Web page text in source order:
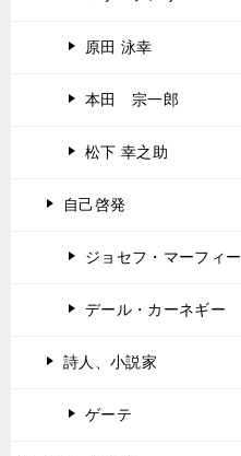
原田 泳幸
本田 宗一郎
松下 幸之助
自己啓発
ジョセフ・マーフィー
デール・カーネギー
詩人、小説家
ゲーテ